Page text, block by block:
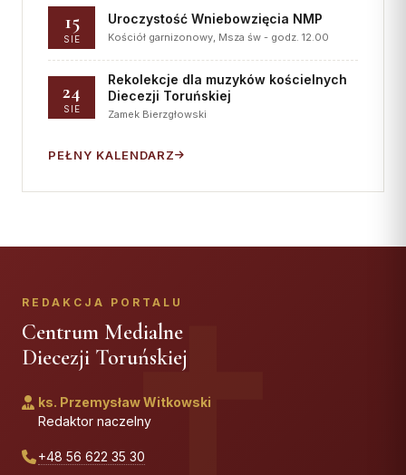
15
SIE
Uroczystość Wniebowzięcia NMP
Kościół garnizonowy, Msza św - godz. 12.00
24
SIE
Rekolekcje dla muzyków kościelnych
Diecezji Toruńskiej
Zamek Bierzgłowski
PEŁNY KALENDARZ
REDAKCJA PORTALU
Centrum Medialne
Diecezji Toruńskiej
ks. Przemysław Witkowski
Redaktor naczelny
+48 56 622 35 30